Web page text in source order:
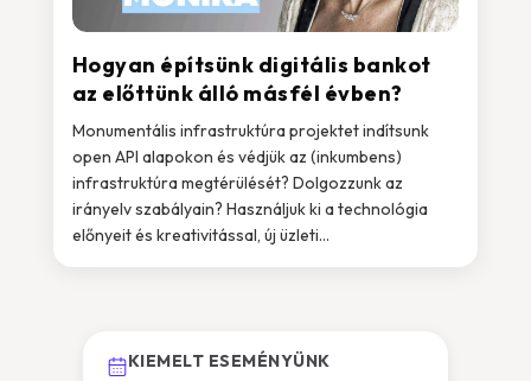
Hogyan építsünk digitális bankot
az előttünk álló másfél évben?
Monumentális infrastruktúra projektet indítsunk
open API alapokon és védjük az (inkumbens)
infrastruktúra megtérülését? Dolgozzunk az
irányelv szabályain? Használjuk ki a technológia
előnyeit és kreativitással, új üzleti...
KIEMELT ESEMÉNYÜNK